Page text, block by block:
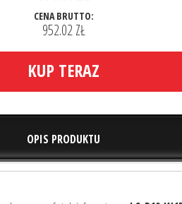
CENA BRUTTO:
952.02 ZŁ
KUP TERAZ
OPIS PRODUKTU